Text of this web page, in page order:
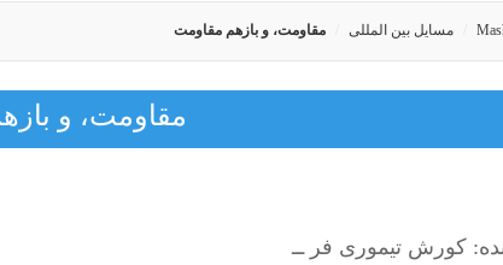
مسایل بین المللی مقاومت، و بازهم مقاومت
مقاومت، و
کورش تیموری فر ــ